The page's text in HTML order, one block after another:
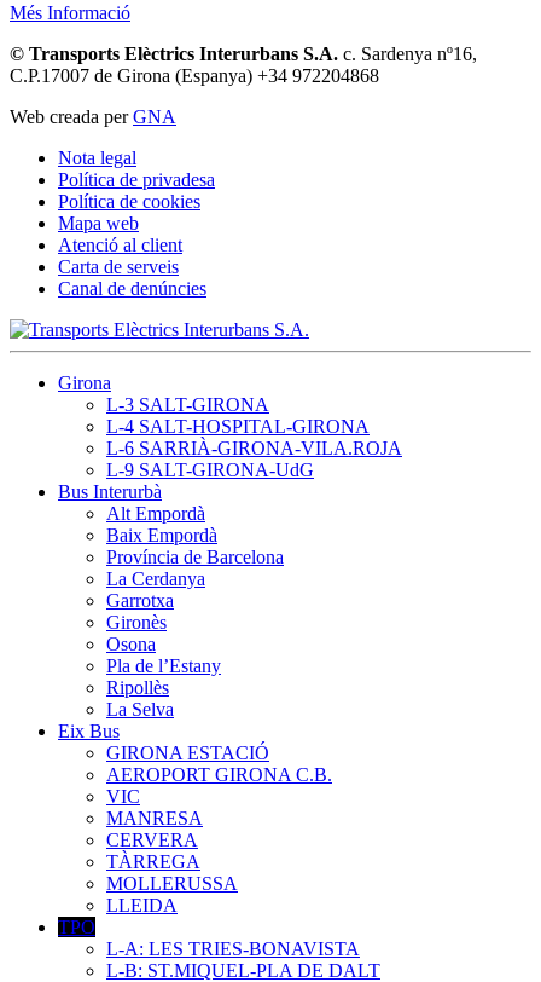
Més Informació
© Transports Elèctrics Interurbans S.A. c. Sardenya nº16,
C.P.17007 de Girona (Espanya) +34 972204868
Web creada perGNA
Nota legal
Política de privadesa
Política de cookies
Mapa web
Atenció al client
Carta de serveis
Canal de denúncies
Girona
L-3 SALT-GIRONA
L-4 SALT-HOSPITAL-GIRONA
L-6 SARRIÀ-GIRONA-VILA.ROJA
L-9 SALT-GIRONA-UdG
Bus Interurbà
Alt Empordà
Baix Empordà
Província de Barcelona
La Cerdanya
Garrotxa
Gironès
Osona
Pla de l’Estany
Ripollès
La Selva
Eix Bus
GIRONA ESTACIÓ
AEROPORT GIRONA C.B.
VIC
MANRESA
CERVERA
TÀRREGA
MOLLERUSSA
LLEIDA
TPO
L-A: LES TRIES-BONAVISTA
L-B: ST.MIQUEL-PLA DE DALT